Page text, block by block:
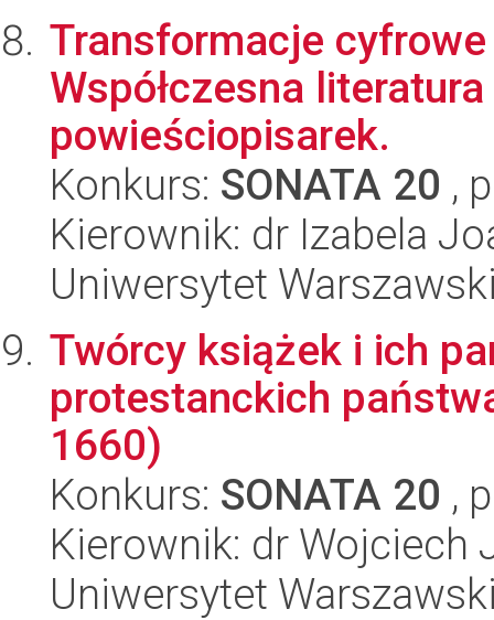
Transformacje
Współczesna
powieściopisarek.
Konkurs: SONATA 20 ,
Kierownik: dr Izabela
Uniwersytet
Twórcy książek i ich
protestanckich
1660)
Konkurs: SONATA 20 ,
Kierownik: dr Wojciech
Uniwersytet